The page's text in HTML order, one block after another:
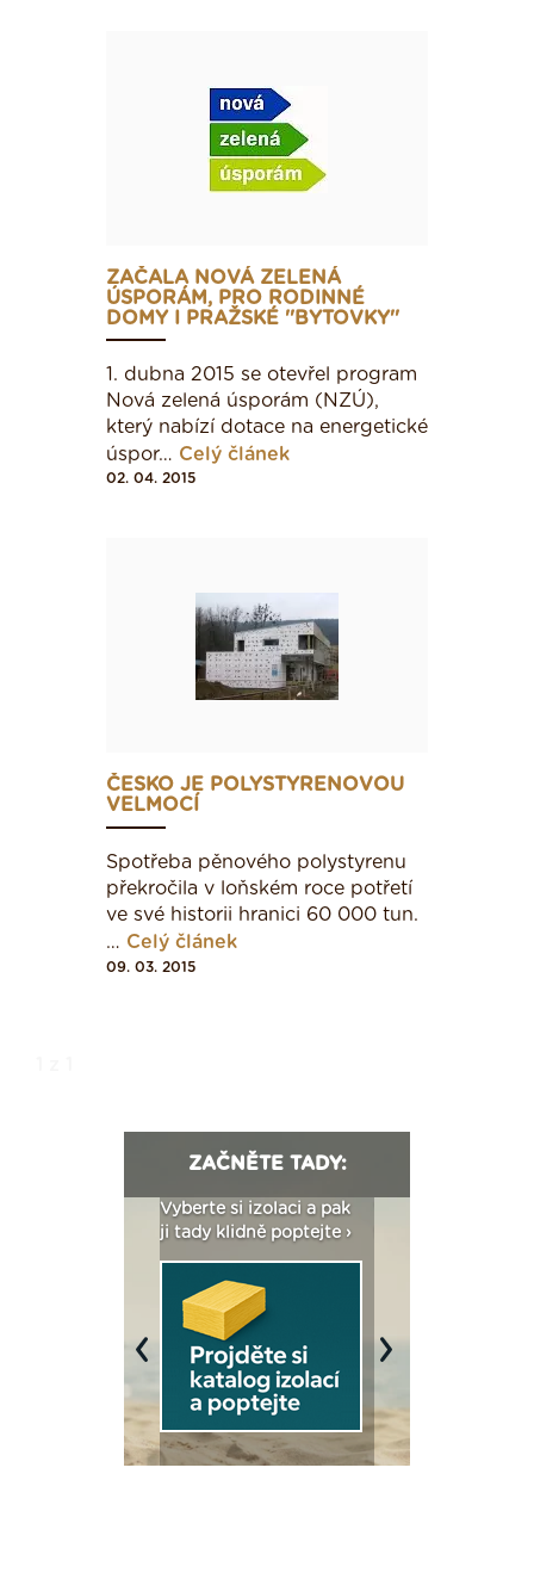
ZAČALA NOVÁ ZELENÁ
ÚSPORÁM, PRO RODINNÉ
DOMY I PRAŽSKÉ ''BYTOVKY''
1. dubna 2015 se otevřel program
Nová zelená úsporám (NZÚ),
který nabízí dotace na energetické
úspor… Celý článek
02. 04. 2015
ČESKO JE POLYSTYRENOVOU
VELMOCÍ
Spotřeba pěnového polystyrenu
překročila v loňském roce potřetí
ve své historii hranici 60 000 tun.
… Celý článek
09. 03. 2015
ZAČNĚTE TADY:
Vyberte si izolaci a pak
ji tady klidně poptejte ›
Previous Next